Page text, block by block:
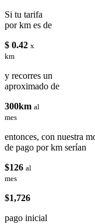
Si tu tarifa
por km es de
$ 0.42 x
km
y recorres un
aproximado de
300km al
mes
entonces, con nuestra
de pago por km serían
$126 al
mes
$1,726
pago inicial